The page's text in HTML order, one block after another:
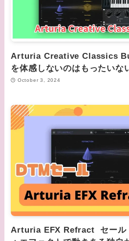
Arturia Creative Classics
を体感しないのはもったいな
October 3, 2024
Arturia EFX Refract セール